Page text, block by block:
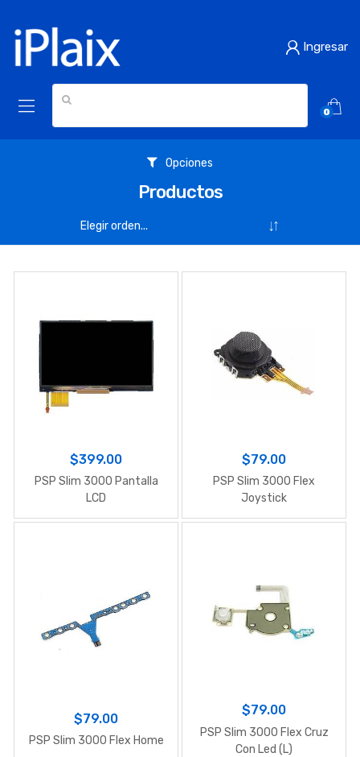
Ingresar
0
Opciones
Productos
$399.00
PSP Slim 3000 Pantalla
LCD
$79.00
PSP Slim 3000 Flex
Joystick
$79.00
PSP Slim 3000 Flex Home
$79.00
PSP Slim 3000 Flex Cruz
Con Led (L)